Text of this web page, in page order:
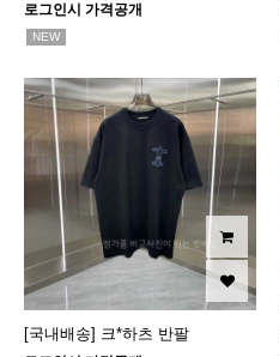
로그인시 가격공개
NEW
[국내배송] 크*하츠 반팔